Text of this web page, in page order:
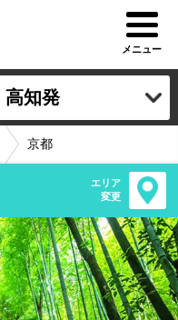
メニュー
高知発
京都
エリア
変更